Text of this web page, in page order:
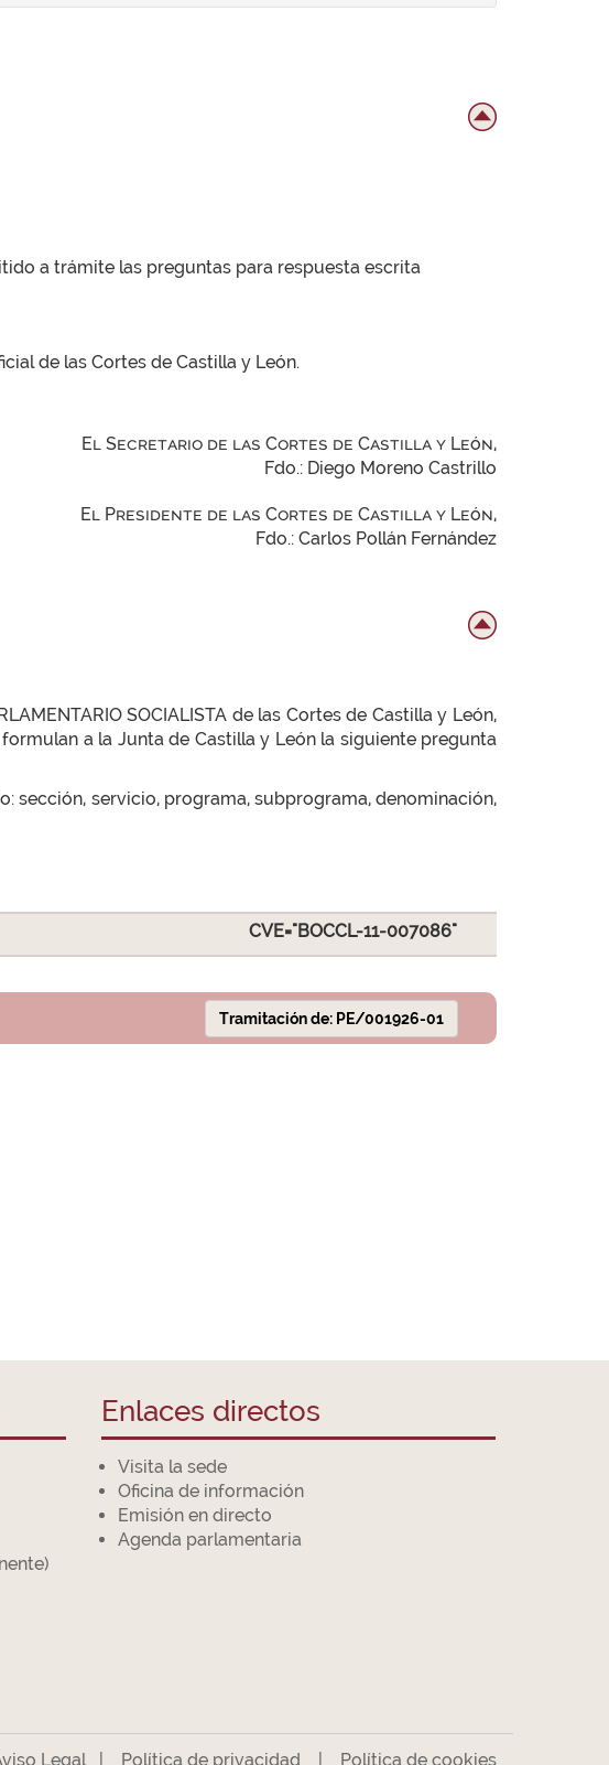
a trámite las preguntas para respuesta escrita
de las Cortes de Castilla y León.
El Secretario de las Cortes de Castilla y León,
Fdo.: Diego Moreno Castrillo
El Presidente de las Cortes de Castilla y León,
Fdo.: Carlos Pollán Fernández
SOCIALISTA de las Cortes de Castilla y León,
a la Junta de Castilla y León la siguiente pregunta
sección, servicio, programa, subprograma, denominación,
CVE="BOCCL-11-007086"
Tramitación de: PE/001926-01
Enlaces directos
Visita la sede
Oficina de información
Emisión en directo
Agenda parlamentaria
Legal| Política de privacidad Política de cookies